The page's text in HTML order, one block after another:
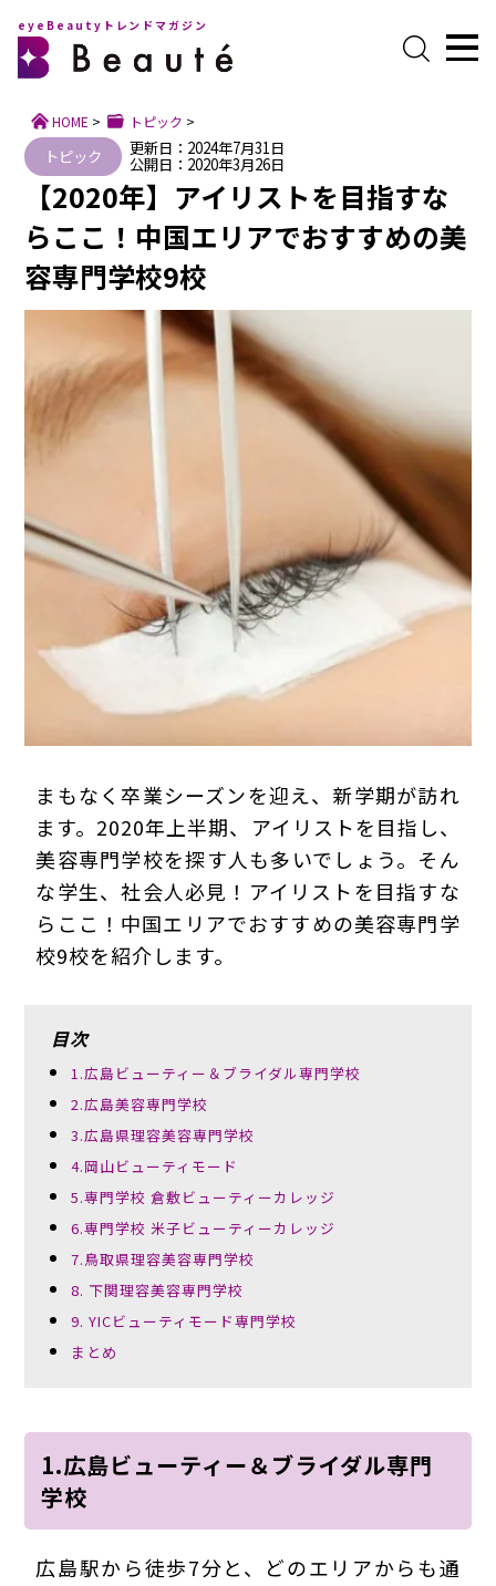
プライバシーポリシー
eyeBeautyトレンドマガジン
HOME > トピック >
トピック 更新日：2024年7月31日
公開日：2020年3月26日
【2020年】アイリストを目指すな
らここ！中国エリアでおすすめの美
容専門学校9校
まもなく卒業シーズンを迎え、新学期が訪れ
ます。2020年上半期、アイリストを目指し、
美容専門学校を探す人も多いでしょう。そん
な学生、社会人必見！アイリストを目指すな
らここ！中国エリアでおすすめの美容専門学
校9校を紹介します。
目次
1.広島ビューティー＆ブライダル専門学校
2.広島美容専門学校
3.広島県理容美容専門学校
4.岡山ビューティモード
5.専門学校 倉敷ビューティーカレッジ
6.専門学校 米子ビューティーカレッジ
7.鳥取県理容美容専門学校
8. 下関理容美容専門学校
9. YICビューティモード専門学校
まとめ
1.広島ビューティー＆ブライダル専門
学校
広島駅から徒歩7分と、どのエリアからも通